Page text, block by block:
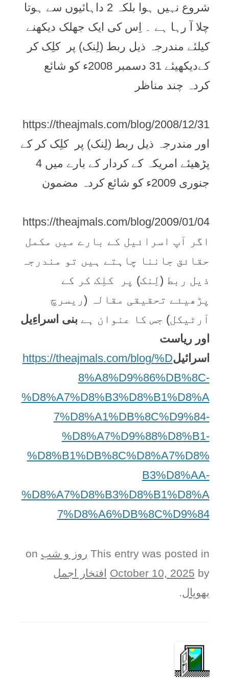
شروع نہیں ہوا بلکہ 2 داہائیوں سے ہوتا
چلا آ رہا ہے ۔ اِس کی ایک جھلک دیکھنے
کیلئے مندرجہ ذیل ربط (لِنک) پر کلِک کر
کےدیکھیئے 31 دسمبر 2008ء کو شائع
کردہ چند مناظر
https://theajmals.com/blog/2008/12/31
اور مندرجہ ذیل ربط (لِنک) پر کلِک کر کے
پڑھیئے امریکہ کے کردار کے بارے میں 4
جنوری 2009ء کو شائع کردہ مضمون
https://theajmals.com/blog/2009/01/04
اگر آپ اسرائیل کے بارے میں مکمل
حقائق جاننا چاہتے ہیں تو مندرجہ
ذیل ربط (لِنک) پر کلِک کر کے
پڑھیئے تحقیقی مقالہ (ریسرچ
آرٹیکل) جس کا عنوان ہے بنی اسراءِیل
اور ریاست
اسرائیلhttps://theajmals.com/blog/%D
8%A8%D9%86%DB%8C-
%D8%A7%D8%B3%D8%B1%D8%A
7%D8%A1%DB%8C%D9%84-
%D8%A7%D9%88%D8%B1-
%D8%B1%DB%8C%D8%A7%D8%
B3%D8%AA-
%D8%A7%D8%B3%D8%B1%D8%A
7%D8%A6%DB%8C%D9%84
This entry was posted in روز و شب
October 10, 2025 by
افتخار اجمل
بھوپال.